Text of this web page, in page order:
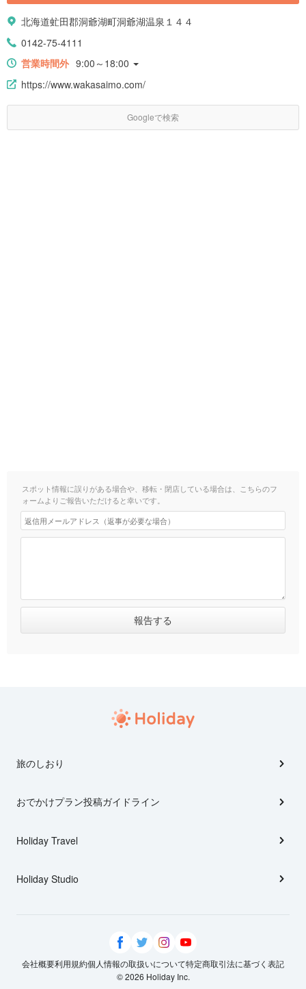
北海道虻田郡洞爺湖町洞爺湖温泉１４４
0142-75-4111
営業時間外 9:00～18:00
https://www.wakasaimo.com/
Googleで検索
スポット情報に誤りがある場合や、移転・閉店している場合は、こちらのフ
ォームよりご報告いただけると幸いです。
旅のしおり
おでかけプラン投稿ガイドライン
Holiday Travel
Holiday Studio
会社概要利用規約個人情報の取扱いについて特定商取引法に基づく表記
© 2026 Holiday Inc.